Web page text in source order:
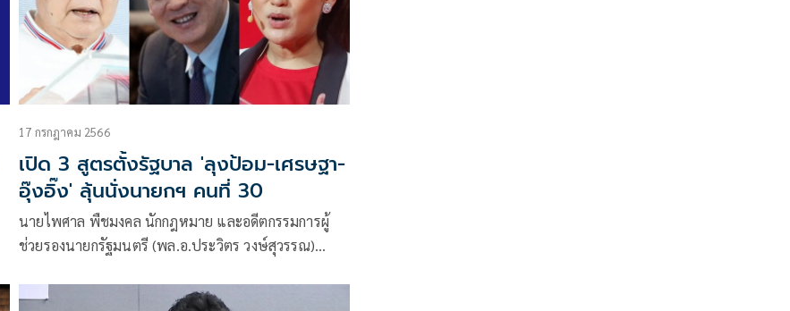
17 กรกฎาคม 2566
เปิด 3 สูตรตั้งรัฐบาล 'ลุงป้อม-เศรษฐา-
อุ๊งอิ๊ง' ลุ้นนั่งนายกฯ คนที่ 30
นายไพศาล พืชมงคล นักกฎหมาย และอดีตกรรมการผู้
ช่วยรองนายกรัฐมนตรี (พล.อ.ประวิตร วงษ์สุวรรณ)